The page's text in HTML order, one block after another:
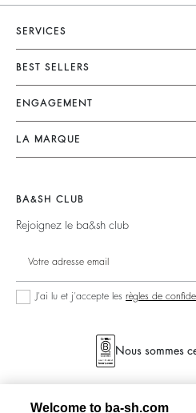
SERVICES
Service Client
FAQ
Retours & Remboursements
CGV
Mentions Légales
BEST SELLERS
Robes
Combinaisons
Tops & Chemises
Pulls & Cardigans
Dos Nus
ENGAGEMENT
Nos Engagements
Collection Responsable
LA MARQUE
Barbara & Sharon
125 Et Après
Nos Boutiques
BA&SH CLUB
Rejoignez le ba&sh club
J’ai lu et j’accepte les règles de
Nous sommes
Welcome to ba-sh.com